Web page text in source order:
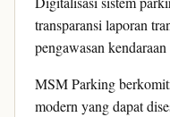
transparansi laporan
pengawasan
MSM Parking
modern yang dapat